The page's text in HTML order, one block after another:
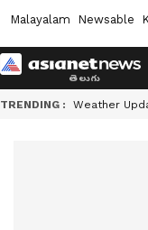
Malayalam Newsable
TRENDING : Weather